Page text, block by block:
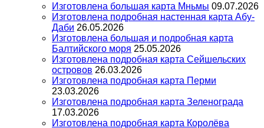
Изготовлена большая карта Мньмы 09.07.2026
Изготовлена подробная настенная карта Абу-
Даби 26.05.2026
Изготовлена большая и подробная карта
Балтийского моря 25.05.2026
Изготовлена подробная карта Сейшельских
островов 26.03.2026
Изготовлена подробная карта Перми
23.03.2026
Изготовлена подробная карта Зеленограда
17.03.2026
Изготовлена подробная карта Королёва